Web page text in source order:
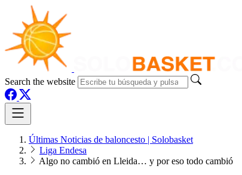
Search the website
Últimas Noticias de baloncesto | Solobasket
Liga Endesa
Algo no cambió en Lleida… y por eso todo cambió